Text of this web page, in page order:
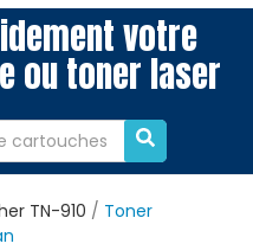
votre
ou toner laser
TN-910
Toner